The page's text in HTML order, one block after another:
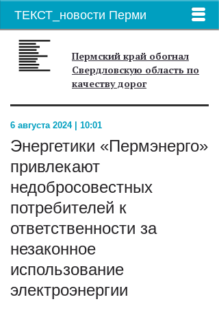
ТЕКСТ_новости Перми
Пермский край обогнал
Свердловскую область по
качеству дорог
6 августа 2024 | 10:01
Энергетики «Пермэнерго»
привлекают
недобросовестных
потребителей к
ответственности за
незаконное
использование
электроэнергии